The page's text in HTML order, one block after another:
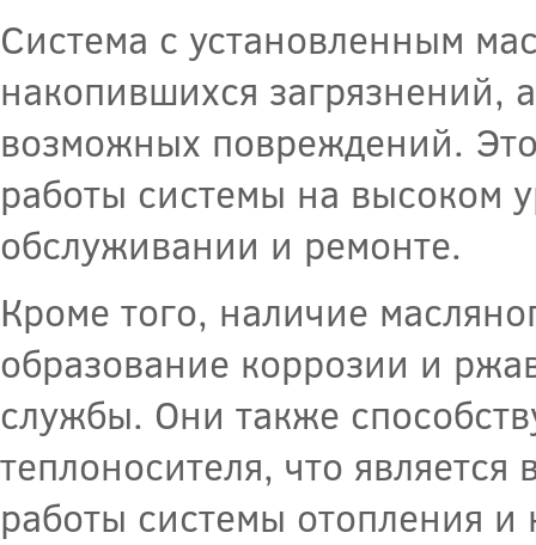
Система с установленным
накопившихся загрязнений,
возможных повреждений.
работы системы на высоком
обслуживании и ремонте.
Кроме того, наличие
образование коррозии и
службы. Они также
теплоносителя, что
работы системы отопления